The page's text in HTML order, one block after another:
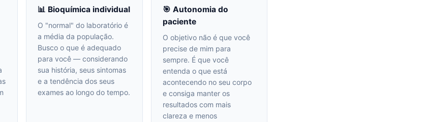
📊 Bioquímica individual
O "normal" do laboratório é
a média da população.
Busco o que é adequado
para você — considerando
sua história, seus sintomas
e a tendência dos seus
exames ao longo do tempo.
🎯 Autonomia do
paciente
O objetivo não é que você
precise de mim para
sempre. É que você
entenda o que está
acontecendo no seu corpo
e consiga manter os
resultados com mais
clareza e menos